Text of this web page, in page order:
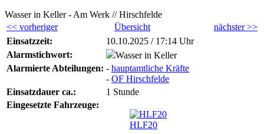
Wasser in Keller - Am Werk // Hirschfelde
<< vorheriger
Übersicht
nächster >>
Einsatzzeit:
10.10.2025 / 17:14 Uhr
Alarmstichwort:
Wasser in Keller
Alarmierte Abteilungen: - hauptamtliche Kräfte
- OF Hirschfelde
Einsatzdauer ca.:
1 Stunde
Eingesetzte Fahrzeuge:
HLF20